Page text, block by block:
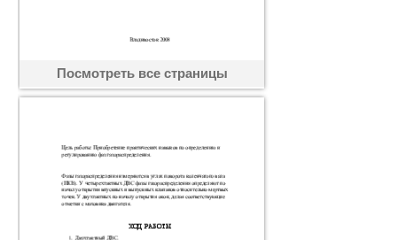
Посмотреть все страницы